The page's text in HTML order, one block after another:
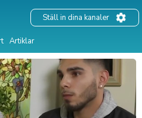
Artiklar
Ställ in dina kanaler